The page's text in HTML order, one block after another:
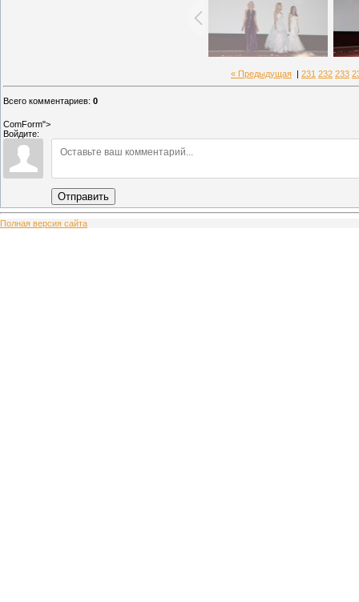
« Предыдущая 231 232 233
Всего комментариев: 0
ComForm">
Войдите:
Отправить
Полная версия сайта